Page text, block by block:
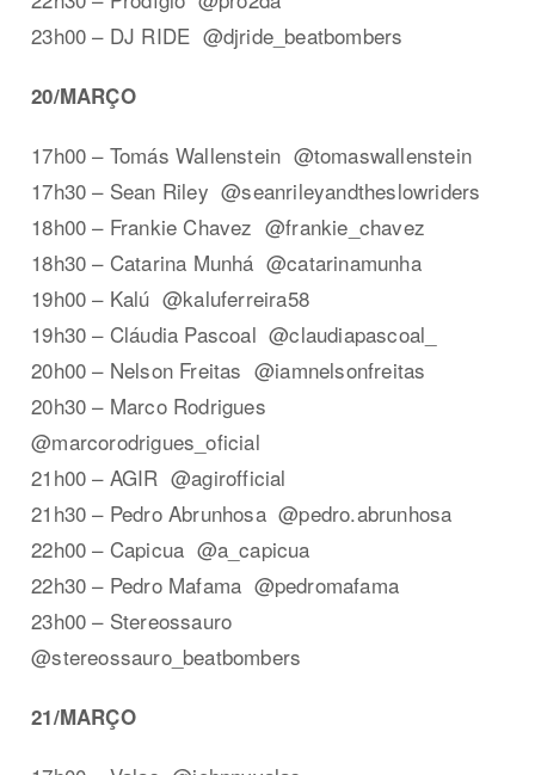
23h00 – DJ RIDE @djride_beatbombers
20/MARÇO
17h00 – Tomás Wallenstein @tomaswallenstein
17h30 – Sean Riley @seanrileyandtheslowriders
18h00 – Frankie Chavez @frankie_chavez
18h30 – Catarina Munhá @catarinamunha
19h00 – Kalú @kaluferreira58
19h30 – Cláudia Pascoal @claudiapascoal_
20h00 – Nelson Freitas @iamnelsonfreitas
20h30 – Marco Rodrigues
@marcorodrigues_oficial
21h00 – AGIR @agirofficial
21h30 – Pedro Abrunhosa @pedro.abrunhosa
22h00 – Capicua @a_capicua
22h30 – Pedro Mafama @pedromafama
23h00 – Stereossauro
@stereossauro_beatbombers
21/MARÇO